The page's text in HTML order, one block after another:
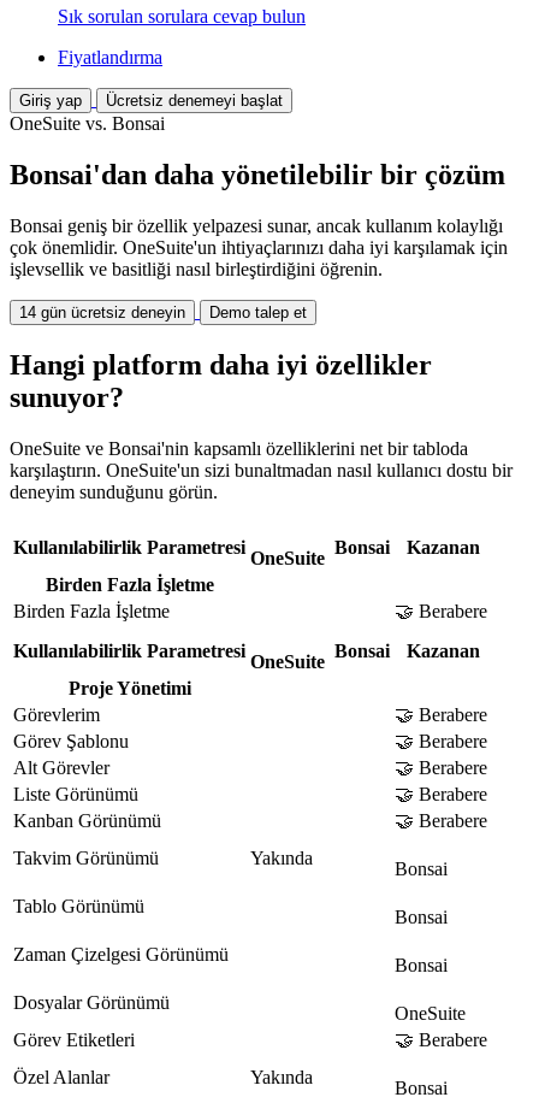
Sık sorulan sorulara cevap bulun
Fiyatlandırma
Giriş yap Ücretsiz denemeyi başlat
OneSuite vs. Bonsai
Bonsai'dan daha yönetilebilir bir çözüm
Bonsai geniş bir özellik yelpazesi sunar, ancak kullanım kolaylığı
çok önemlidir. OneSuite'un ihtiyaçlarınızı daha iyi karşılamak için
işlevsellik ve basitliği nasıl birleştirdiğini öğrenin.
14 gün ücretsiz deneyin Demo talep et
Hangi platform daha iyi özellikler
sunuyor?
OneSuite ve Bonsai'nin kapsamlı özelliklerini net bir tabloda
karşılaştırın. OneSuite'un sizi bunaltmadan nasıl kullanıcı dostu bir
deneyim sunduğunu görün.
Kullanılabilirlik Parametresi
OneSuite
Bonsai
Kazanan
Birden Fazla İşletme
Birden Fazla İşletme
🤝 Berabere
Kullanılabilirlik Parametresi
OneSuite
Bonsai
Kazanan
Proje Yönetimi
Görevlerim
🤝 Berabere
Görev Şablonu
🤝 Berabere
Alt Görevler
🤝 Berabere
Liste Görünümü
🤝 Berabere
Kanban Görünümü
🤝 Berabere
Takvim Görünümü
Yakında
Bonsai
Tablo Görünümü
Bonsai
Zaman Çizelgesi Görünümü
Bonsai
Dosyalar Görünümü
OneSuite
Görev Etiketleri
🤝 Berabere
Özel Alanlar
Yakında
Bonsai